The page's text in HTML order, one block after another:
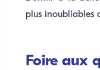
plus inoubliables
Foire aux